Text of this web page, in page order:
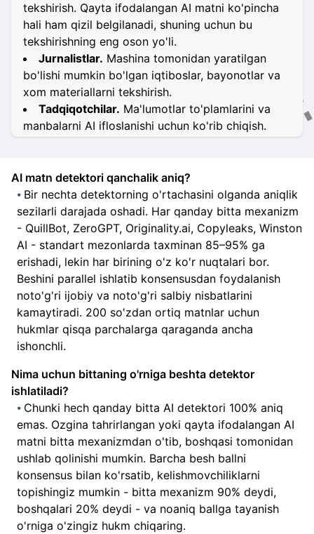
tekshirish. Qayta ifodalangan AI matni ko'pincha
hali ham qizil belgilanadi, shuning uchun bu
tekshirishning eng oson yo'li.
Jurnalistlar. Mashina tomonidan yaratilgan
bo'lishi mumkin bo'lgan iqtiboslar, bayonotlar va
xom materiallarni tekshirish.
Tadqiqotchilar. Ma'lumotlar to'plamlarini va
manbalarni AI ifloslanishi uchun ko'rib chiqish.
AI matn detektori qanchalik aniq?
Bir nechta detektorning o'rtachasini olganda aniqlik
sezilarli darajada oshadi. Har qanday bitta mexanizm
- QuillBot, ZeroGPT, Originality.ai, Copyleaks, Winston
AI - standart mezonlarda taxminan 85–95% ga
erishadi, lekin har birining o'z ko'r nuqtalari bor.
Beshini parallel ishlatib konsensusdan foydalanish
noto'g'ri ijobiy va noto'g'ri salbiy nisbatlarini
kamaytiradi. 200 so'zdan ortiq matnlar uchun
hukmlar qisqa parchalarga qaraganda ancha
ishonchli.
Nima uchun bittaning o'rniga beshta detektor
ishlatiladi?
Chunki hech qanday bitta AI detektori 100% aniq
emas. Ozgina tahrirlangan yoki qayta ifodalangan AI
matni bitta mexanizmdan o'tib, boshqasi tomonidan
ushlab qolinishi mumkin. Barcha besh ballni
konsensus bilan ko'rsatib, kelishmovchiliklarni
topishingiz mumkin - bitta mexanizm 90% deydi,
boshqalari 20% deydi - va noaniq ballga tayanish
o'rniga o'zingiz hukm chiqaring.